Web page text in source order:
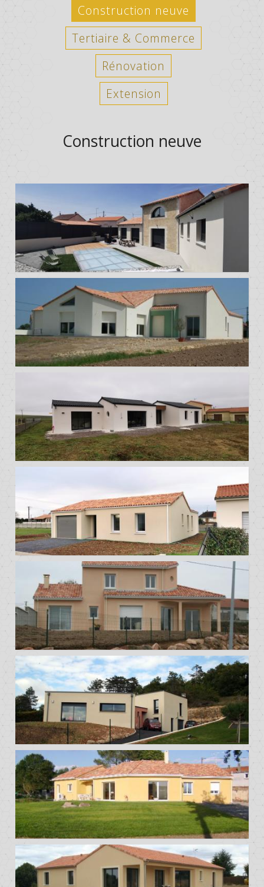
Construction neuve
Tertiaire & Commerce
Rénovation
Extension
Construction neuve